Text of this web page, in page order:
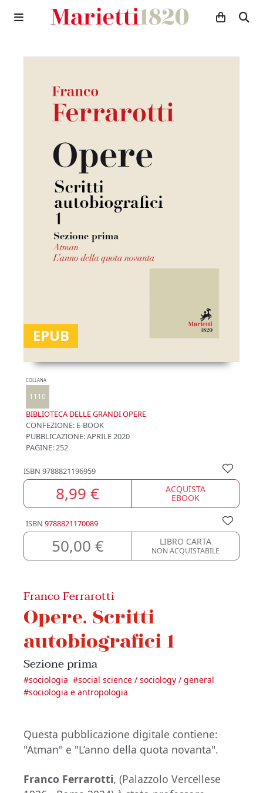
EPUB
COLLANA
1110
BIBLIOTECA DELLE GRANDI OPERE
CONFEZIONE: E-BOOK
PUBBLICAZIONE:APRILE 2020
PAGINE: 252
ISBN 9788821196959
8,99 € ACQUISTA
EBOOK
ISBN 9788821170089
50,00 € LIBRO CARTA
NON ACQUISTABILE
Franco Ferrarotti
Opere. Scritti
autobiografici 1
Sezione prima
#sociologia #social science / sociology / general
#sociologia e antropologia
Questa pubblicazione digitale contiene:
"Atman" e "L’anno della quota novanta".
Franco Ferrarotti, (Palazzolo Vercellese